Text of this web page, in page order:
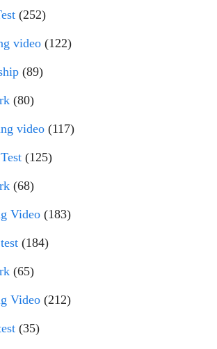
(252)
video (122)
(89)
(80)
video (117)
(125)
(68)
Video (183)
(184)
(65)
Video (212)
(35)